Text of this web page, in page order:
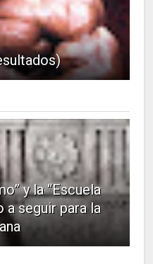
y la “Escuela
a seguir para la